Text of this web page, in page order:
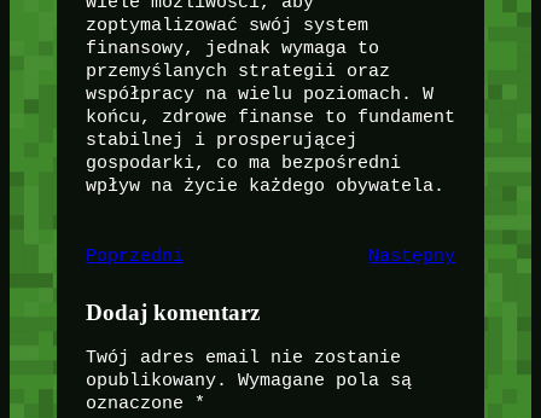
zoptymalizować swój system
finansowy, jednak wymaga to
przemyślanych strategii oraz
współpracy na wielu poziomach. W
końcu, zdrowe finanse to fundament
stabilnej i prosperującej
gospodarki, co ma bezpośredni
wpływ na życie każdego obywatela.
Poprzedni Następny
Dodaj komentarz
Twój adres email nie zostanie
opublikowany.
Wymagane pola są
oznaczone
*